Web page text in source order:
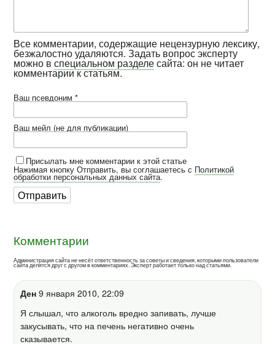
Все комментарии, содержащие нецензурную лексику,
безжалостно удаляются. Задать вопрос эксперту
можно вспециальном разделесайта: он не читает
комментарии к статьям.
Ваш псевдоним *
Ваш мейл (не для публикации)
Присылать мне комментарии к этой статье
Нажимая кнопку Отправить, вы соглашаетесь с Политикой
обработки персональных данных сайта.
Комментарии
Администрация сайта не несёт ответственность за советы и сведения, которыми пользователи
сайта делятся друг с другом в комментариях. Эксперт работает только над статьями.
Ден 9 января 2010, 22:09
Я слышал, что алкоголь вредно запивать, лучше
закусывать, что на печень негативно очень
сказывается.